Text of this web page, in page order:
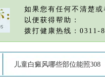
如果您有任何不清楚
以便获得帮助：
拨打健康热线：0311-
儿童白癜风哪些部位能照308